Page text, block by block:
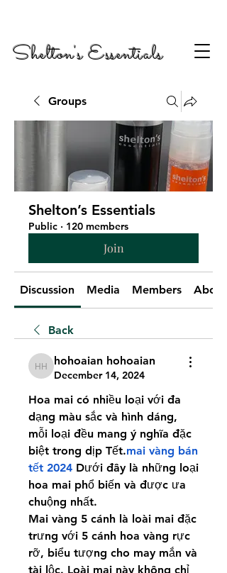
Shelton's Essentials
Groups
Shelton’s Essentials
Public · 120 members
Join
Discussion Media Members About
Back
hohoaian hohoaian
hohoaian hohoaian
December 14, 2024
Hoa mai có nhiều loại với đa
dạng màu sắc và hình dáng,
mỗi loại đều mang ý nghĩa đặc
biệt trong dịp Tết.mai vàng bán
tết 2024 Dưới đây là những loại
hoa mai phổ biến và được ưa
chuộng nhất.
Mai vàng 5 cánh là loài mai đặc
trưng với 5 cánh hoa vàng rực
rỡ, biểu tượng cho may mắn và
tài lộc. Loài mai này không chỉ